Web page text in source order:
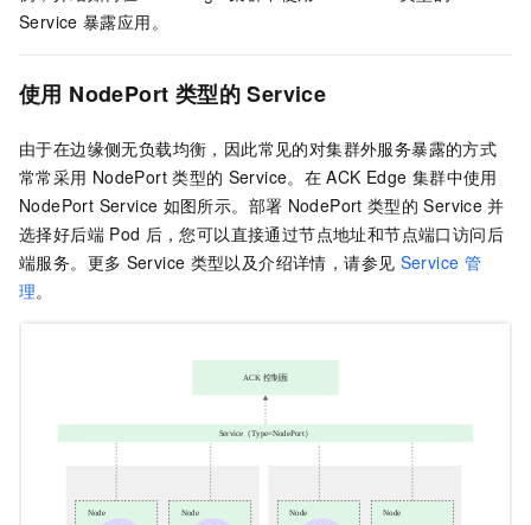
Service 暴露应用。
使用 NodePort 类型的 Service
由于在边缘侧无负载均衡，因此常见的对集群外服务暴露的方式
常常采用 NodePort 类型的 Service。在 ACK Edge 集群中使用
NodePort Service 如图所示。部署 NodePort 类型的 Service 并
选择好后端 Pod 后，您可以直接通过节点地址和节点端口访问后
端服务。更多 Service 类型以及介绍详情，请参见 Service 管
理。